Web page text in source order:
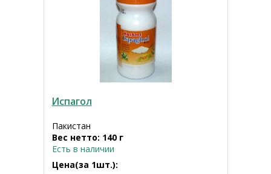
Испагол
Пакистан
Вес нетто: 140 г
Есть в наличии
Цена(за 1шт.):